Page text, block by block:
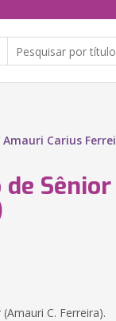
Amauri Carius
C. Ferreira).